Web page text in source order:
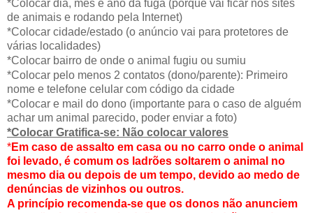
*Colocar dia, mês e ano da fuga (porque vai ficar nos sites
de animais e rodando pela Internet)
*Colocar cidade/estado (o anúncio vai para protetores de
várias localidades)
*Colocar bairro de onde o animal fugiu ou sumiu
*Colocar pelo menos 2 contatos (dono/parente): Primeiro
nome e telefone celular com código da cidade
*Colocar e mail do dono (importante para o caso de alguém
achar um animal parecido, poder enviar a foto)
*Colocar Gratifica-se: Não colocar valores
*Em caso de assalto em casa ou no carro onde o animal
foi levado, é comum os ladrões soltarem o animal no
mesmo dia ou depois de um tempo, devido ao medo de
denúncias de vizinhos ou outros.
A princípio recomenda-se que os donos não anunciem